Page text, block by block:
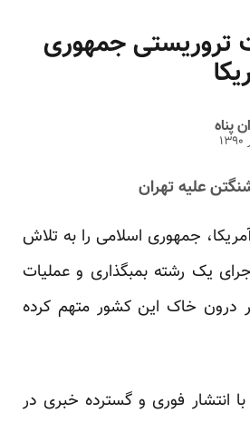
تروریستی جمهوری
پناه
علیه تهران
جمهوری اسلامی را به تلاش
یک رشته بمبگذاری و عملیات
درون خاک این کشور متهم کرده
انتشار فوری و گسترده خبری در